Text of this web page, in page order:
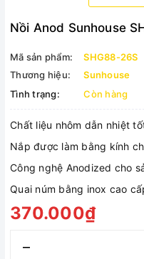
Nồi Anod Sunhouse
Mã sản phẩm:
SHG88-26S
Thương hiệu:
Sunhouse
Tình trạng:
Còn hàng
Chất liệu nhôm dẫn nhiệt
Nắp được làm bằng kính
Công nghệ Anodized cho
Quai núm bằng inox cao
370.000₫
–